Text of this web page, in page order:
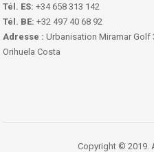
Tél. ES: +34 658 313 142
Tél. BE: +32 497 40 68 92
Adresse : Urbanisation Miramar Golf
Orihuela Costa
Copyright © 2019.